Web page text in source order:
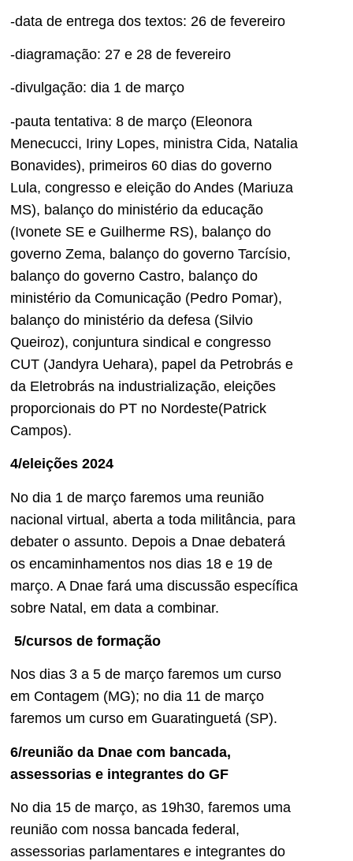
-data de entrega dos textos: 26 de fevereiro
-diagramação: 27 e 28 de fevereiro
-divulgação: dia 1 de março
-pauta tentativa: 8 de março (Eleonora
Menecucci, Iriny Lopes, ministra Cida, Natalia
Bonavides), primeiros 60 dias do governo
Lula, congresso e eleição do Andes (Mariuza
MS), balanço do ministério da educação
(Ivonete SE e Guilherme RS), balanço do
governo Zema, balanço do governo Tarcísio,
balanço do governo Castro, balanço do
ministério da Comunicação (Pedro Pomar),
balanço do ministério da defesa (Silvio
Queiroz), conjuntura sindical e congresso
CUT (Jandyra Uehara), papel da Petrobrás e
da Eletrobrás na industrialização, eleições
proporcionais do PT no Nordeste(Patrick
Campos).
4/eleições 2024
No dia 1 de março faremos uma reunião
nacional virtual, aberta a toda militância, para
debater o assunto. Depois a Dnae debaterá
os encaminhamentos nos dias 18 e 19 de
março. A Dnae fará uma discussão específica
sobre Natal, em data a combinar.
5/cursos de formação
Nos dias 3 a 5 de março faremos um curso
em Contagem (MG); no dia 11 de março
faremos um curso em Guaratinguetá (SP).
6/reunião da Dnae com bancada,
assessorias e integrantes do GF
No dia 15 de março, as 19h30, faremos uma
reunião com nossa bancada federal,
assessorias parlamentares e integrantes do